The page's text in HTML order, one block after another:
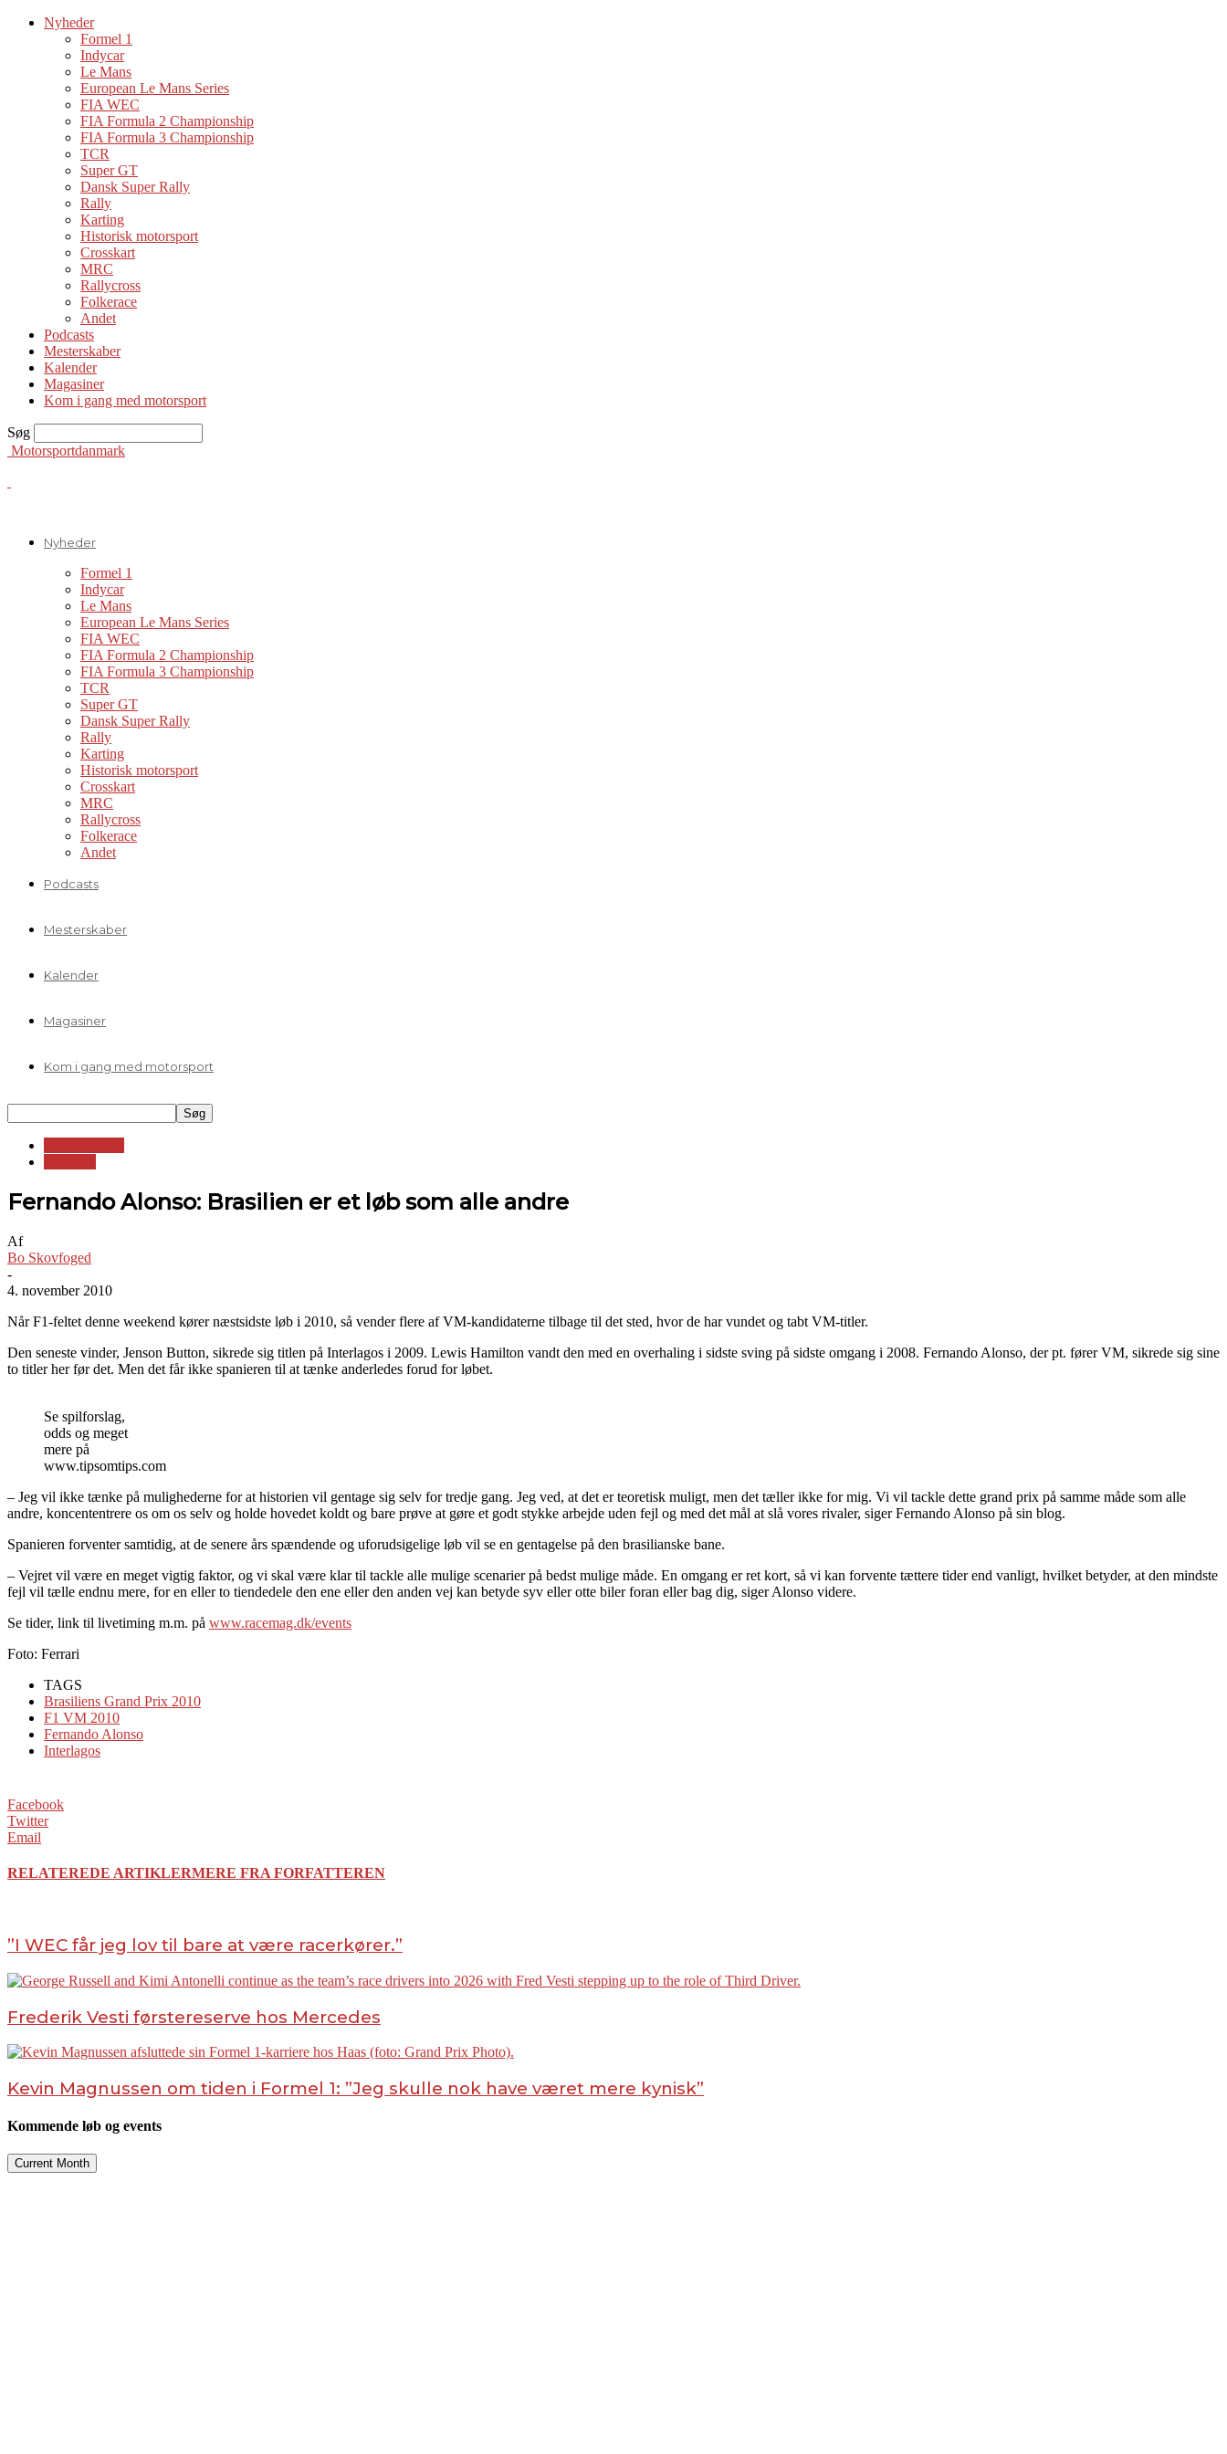
Nyheder
Formel 1
Indycar
Le Mans
European Le Mans Series
FIA WEC
FIA Formula 2 Championship
FIA Formula 3 Championship
TCR
Super GT
Dansk Super Rally
Rally
Karting
Historisk motorsport
Crosskart
MRC
Rallycross
Folkerace
Andet
Podcasts
Mesterskaber
Kalender
Magasiner
Kom i gang med motorsport
Søg
Motorsportdanmark
Nyheder
Formel 1
Indycar
Le Mans
European Le Mans Series
FIA WEC
FIA Formula 2 Championship
FIA Formula 3 Championship
TCR
Super GT
Dansk Super Rally
Rally
Karting
Historisk motorsport
Crosskart
MRC
Rallycross
Folkerace
Andet
Podcasts
Mesterskaber
Kalender
Magasiner
Kom i gang med motorsport
Fernando Alonso: Brasilien er et løb som alle andre
Af
Bo Skovfoged
-
4. november 2010
Når F1-feltet denne weekend kører næstsidste løb i 2010, så vender flere af VM-kandidaterne tilbage til det sted, hvor de har vundet og tabt VM-titler.
Den seneste vinder, Jenson Button, sikrede sig titlen på Interlagos i 2009. Lewis Hamilton vandt den med en overhaling i sidste sving på sidste omgang i 2008. Fernando Alonso, der pt. fører VM, sikrede sig sine
to titler her før det. Men det får ikke spanieren til at tænke anderledes forud for løbet.
Se spilforslag,
odds og meget
mere på
www.tipsomtips.com
– Jeg vil ikke tænke på mulighederne for at historien vil gentage sig selv for tredje gang. Jeg ved, at det er teoretisk muligt, men det tæller ikke for mig. Vi vil tackle dette grand prix på samme måde som alle
andre, koncententrere os om os selv og holde hovedet koldt og bare prøve at gøre et godt stykke arbejde uden fejl og med det mål at slå vores rivaler, siger Fernando Alonso på sin blog.
Spanieren forventer samtidig, at de senere års spændende og uforudsigelige løb vil se en gentagelse på den brasilianske bane.
– Vejret vil være en meget vigtig faktor, og vi skal være klar til tackle alle mulige scenarier på bedst mulige måde. En omgang er ret kort, så vi kan forvente tættere tider end vanligt, hvilket betyder, at den mindste
fejl vil tælle endnu mere, for en eller to tiendedele den ene eller den anden vej kan betyde syv eller otte biler foran eller bag dig, siger Alonso videre.
Se tider, link til livetiming m.m. på www.racemag.dk/events
Foto: Ferrari
TAGS
Brasiliens Grand Prix 2010
F1 VM 2010
Fernando Alonso
Interlagos
Facebook
Twitter
Email
RELATEREDE ARTIKLERMERE FRA FORFATTEREN
”I WEC får jeg lov til bare at være racerkører.”
Frederik Vesti førstereserve hos Mercedes
Kevin Magnussen om tiden i Formel 1: ”Jeg skulle nok have været mere kynisk”
Kommende løb og events
Current Month